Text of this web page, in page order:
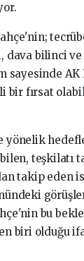
bilinci ve
sayesinde
bir fırsat
yönelik
teşkilatı
takip eden
bu
biri olduğu